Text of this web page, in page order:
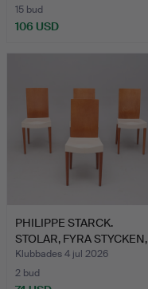
15 bud
106 USD
PHILIPPE STARCK.
STOLAR, FYRA STYCKEN,
"MI…
Klubbades 4 jul 2026
2 bud